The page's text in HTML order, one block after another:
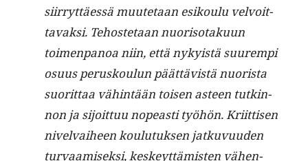
siir­ryt­täessä muute­taan esik­oulu velvoit­
tavak­si. Tehoste­taan nuoriso­taku­un
toimen­panoa niin, että nyky­istä suurem­pi
osu­us perusk­oulun päät­tävistä nuorista
suorit­taa vähin­tään toisen asteen tutkin­
non ja sijoit­tuu nopeasti työhön. Kri­it­tisen
nivel­vai­heen koulu­tuk­sen jatku­vu­u­den
tur­vaamisek­si, keskeyt­tämis­ten vähen­